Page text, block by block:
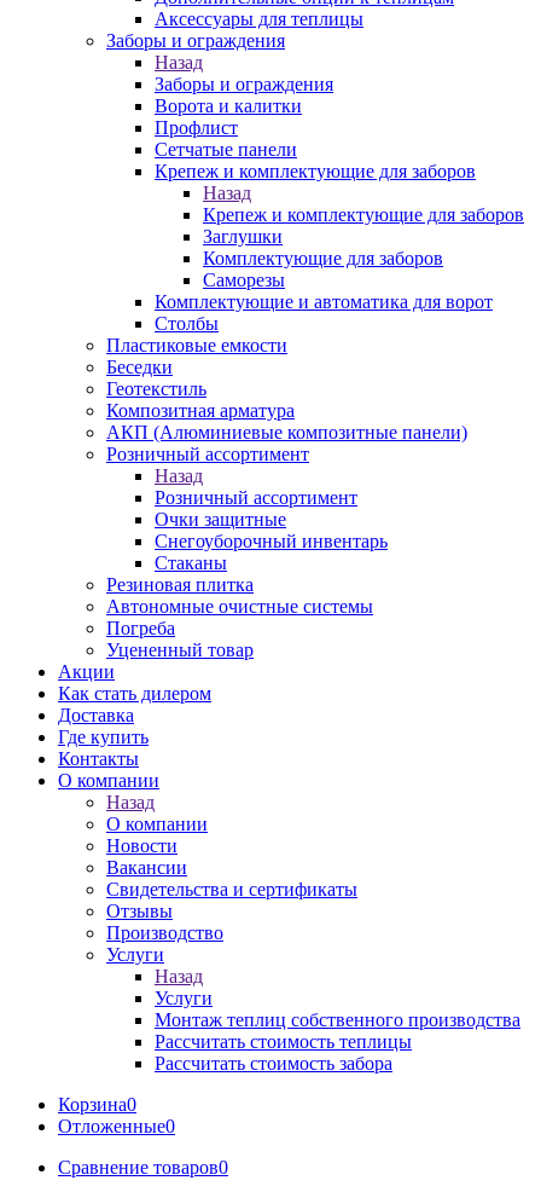
Аксессуары для теплицы
Заборы и ограждения
Назад
Заборы и ограждения
Ворота и калитки
Профлист
Сетчатые панели
Крепеж и комплектующие для заборов
Назад
Крепеж и комплектующие для заборов
Заглушки
Комплектующие для заборов
Саморезы
Комплектующие и автоматика для ворот
Столбы
Пластиковые емкости
Беседки
Геотекстиль
Композитная арматура
АКП (Алюминиевые композитные панели)
Розничный ассортимент
Назад
Розничный ассортимент
Очки защитные
Снегоуборочный инвентарь
Стаканы
Резиновая плитка
Автономные очистные системы
Погреба
Уцененный товар
Акции
Как стать дилером
Доставка
Где купить
Контакты
О компании
Назад
О компании
Новости
Вакансии
Свидетельства и сертификаты
Отзывы
Производство
Услуги
Назад
Услуги
Монтаж теплиц собственного производства
Рассчитать стоимость теплицы
Рассчитать стоимость забора
Корзина0
Отложенные0
Сравнение товаров0